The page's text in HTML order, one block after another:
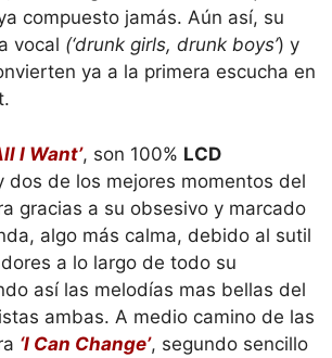
compuesto jamás. Aún así, su
vocal (‘drunk girls, drunk boys’) y
ya a la primera escucha en
I Want’, son 100% LCD
dos de los mejores momentos del
gracias a su obsesivo y marcado
algo más calma, debido al sutil
a lo largo de todo su
así las melodías mas bellas del
ambas. A medio camino de las
‘I Can Change’, segundo sencillo